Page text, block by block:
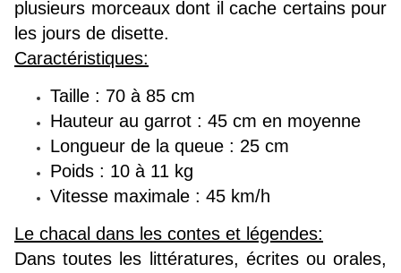
plusieurs morceaux dont il cache certains pour
les jours de disette.
Caractéristiques:
Taille : 70 à 85 cm
Hauteur au garrot : 45 cm en moyenne
Longueur de la queue : 25 cm
Poids : 10 à 11 kg
Vitesse maximale : 45 km/h
Le chacal dans les contes et légendes:
Dans toutes les littératures, écrites ou orales,